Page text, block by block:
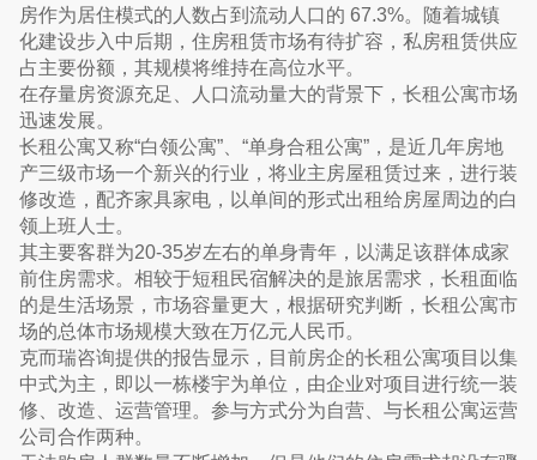
房作为居住模式的人数占到流动人口的 67.3%。随着城镇
化建设步入中后期，住房租赁市场有待扩容，私房租赁供应
占主要份额，其规模将维持在高位水平。
在存量房资源充足、人口流动量大的背景下，长租公寓市场
迅速发展。
长租公寓又称“白领公寓”、“单身合租公寓”，是近几年房地
产三级市场一个新兴的行业，将业主房屋租赁过来，进行装
修改造，配齐家具家电，以单间的形式出租给房屋周边的白
领上班人士。
其主要客群为20-35岁左右的单身青年，以满足该群体成家
前住房需求。相较于短租民宿解决的是旅居需求，长租面临
的是生活场景，市场容量更大，根据研究判断，长租公寓市
场的总体市场规模大致在万亿元人民币。
克而瑞咨询提供的报告显示，目前房企的长租公寓项目以集
中式为主，即以一栋楼宇为单位，由企业对项目进行统一装
修、改造、运营管理。参与方式分为自营、与长租公寓运营
公司合作两种。